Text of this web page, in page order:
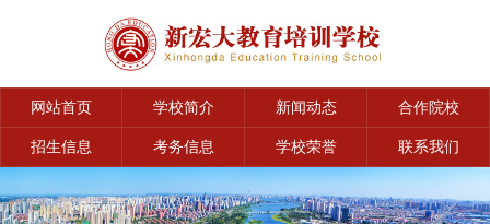
网站首页 学校简介 新闻动态 合作院校
招生信息 考务信息 学校荣誉 联系我们